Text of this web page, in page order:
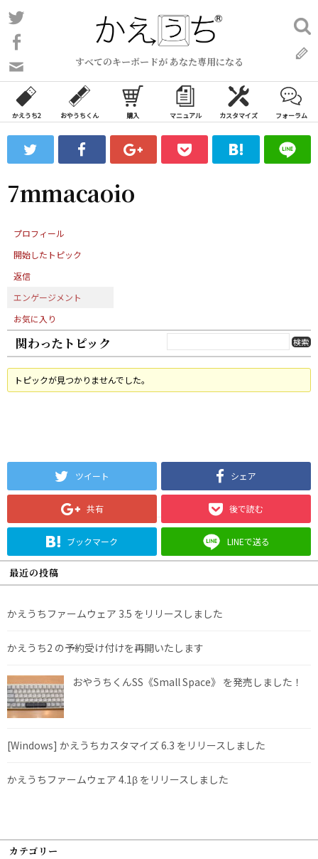
コ
ン
ン
ツ
ス
ッ
プ
すべてのキーボードが あなた専用になる
い
合
わ
フ
ォ
ム
検
索:
かえうち2 おやうちくん 購入 マニュアル カスタマイズ フォーラム
7mmacaoio
プロフィール
開始したトピック
返信
エンゲージメント
お気に入り
関わったトピック
トピックが見つかりませんでした。
ツイート シェア
共有 後で読む
ブックマーク LINEで送る
最近の投稿
かえうちファームウェア 3.5 をリリースしました
かえうち2 の予約受け付けを再開いたします
おやうちくんSS《Small Space》 を発売しました！
[Windows] かえうちカスタマイズ 6.3 をリリースしました
かえうちファームウェア 4.1β をリリースしました
カテゴリー